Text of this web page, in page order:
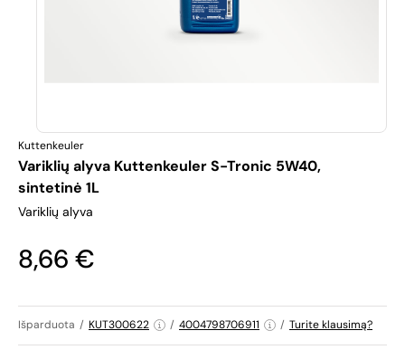
Kuttenkeuler
Variklių alyva Kuttenkeuler S-Tronic 5W40,
sintetinė 1L
Variklių alyva
8,66 €
Išparduota / KUT300622 / 4004798706911 / Turite klausimą?